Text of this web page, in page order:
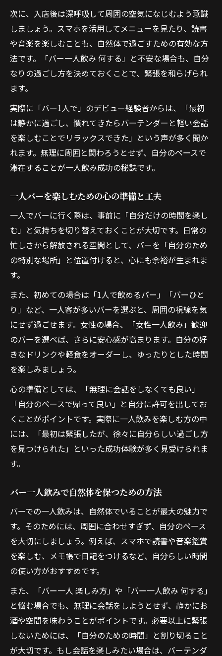
次に、入店後は深呼吸して周囲の空気になじむよう意識
しましょう。スマホを活用してメニューを見たり、読書
や音楽を楽しむことも、自然体で過ごすための有効な方
法です。「バー一人飲み 何する」と不安な場合も、自分
なりの過ごし方を決めておくことで、緊張を和らげられ
ます。
実際に「バー1人で」のデビュー経験者からは、「最初
は静かに過ごし、慣れてきたらバーテンダーと軽い会話
を楽しむことでリラックスできた」という声が多く聞か
れます。無理に周囲と関わろうとせず、自分のペースで
滞在することが一人飲み成功の秘訣です。
一人バーを楽しむための心の準備と工夫
一人でバーに行く際は、事前に「自分だけの時間を楽し
む」と気持ちを切り替えておくことが大切です。日常の
忙しさから解放される空間として、バーを「自分のため
の特別な場所」と位置付けると、心にも余裕が生まれま
す。
また、初めての場合は「1人で飲めるバー」「バーひと
り」など、一人客が多いバーを選ぶと、周囲の視線を気
にせず過ごせます。女性の場合、「女性一人飲み」歓迎
のバーを選べば、さらに安心感が高まります。自分の好
きなドリンクや軽食をオーダーし、ゆったりとした時間
を楽しみましょう。
心の準備としては、「無理に会話をしなくても良い」
「自分のペースで帰って良い」と自分に許可を出してお
くことがポイントです。実際に一人飲みを楽しむ方の中
には、「最初は緊張したが、徐々に自分らしい過ごし方
を見つけられた」といった成功体験が多く見受けられま
す。
バー一人飲みで自然体を保つための方法
バーでの一人飲みは、自然体でいることが最大の魅力で
す。そのためには、周囲に合わせすぎず、自分のペース
を大切にしましょう。例えば、スマホで読書や音楽鑑賞
を楽しむ、メモ帳で日記をつけるなど、自分らしい時間
の使い方がおすすめです。
また、「バー一人 楽しみ方」や「バー一人飲み 何する」
と悩む場合でも、無理に会話をしようとせず、静かにお
酒や空間を味わうことがポイントです。必要以上に緊張
しないためには、「自分のための時間」と割り切ること
が大切です。もし会話を楽しみたい場合は、バーテンダ